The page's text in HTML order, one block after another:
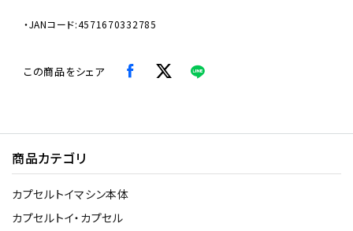
・JANコード:4571670332785
この商品をシェア
商品カテゴリ
カプセルトイマシン本体
カプセルトイ・カプセル